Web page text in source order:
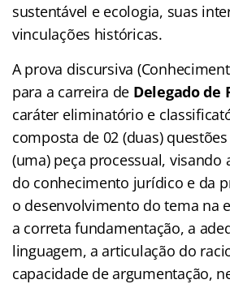
sustentável e ecologia, suas
vinculações históricas.
A prova discursiva
para a carreira de Delegado de
caráter eliminatório e
composta de 02 (duas)
(uma) peça processual,
do conhecimento jurídico e da
o desenvolvimento do tema na
a correta fundamentação, a
linguagem, a articulação do
capacidade de argumentação,